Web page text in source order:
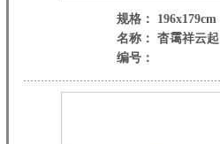
规格： 196x179cm
名称： 杳霭祥云起
编号：